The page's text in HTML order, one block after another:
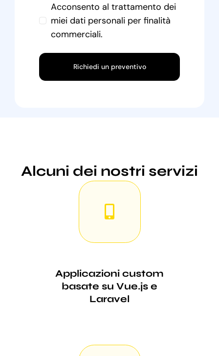
Acconsento al trattamento dei
miei dati personali per finalità
commerciali.
Richiedi un preventivo
Alcuni dei nostri servizi
Applicazioni custom
basate su Vue.js e
Laravel